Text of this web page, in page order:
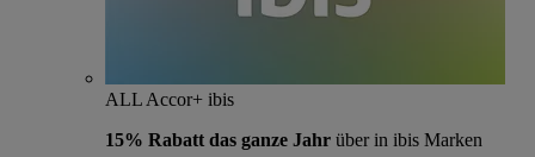
ALL Accor+ ibis
15% Rabatt das ganze Jahr über in ibis Marken